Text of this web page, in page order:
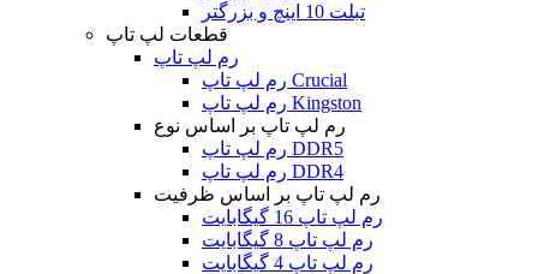
تبلت 10 اینچ و بزرگتر
قطعات لپ تاپ
رم لپ تاپ
رم لپ تاپ Crucial
رم لپ تاپ Kingston
رم لپ تاپ بر اساس نوع
رم لپ تاپ DDR5
رم لپ تاپ DDR4
رم لپ تاپ بر اساس ظرفیت
رم لپ تاپ 16 گیگابایت
رم لپ تاپ 8 گیگابایت
رم لپ تاپ 4 گیگابایت